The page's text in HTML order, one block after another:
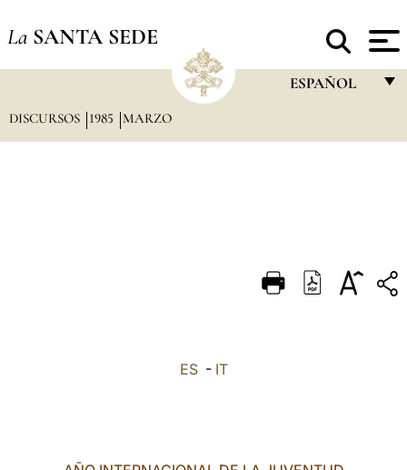
La SANTA SEDE
ESPAÑOL
DEUTSCH
DISCURSOS 1985 MARZO
ES- IT